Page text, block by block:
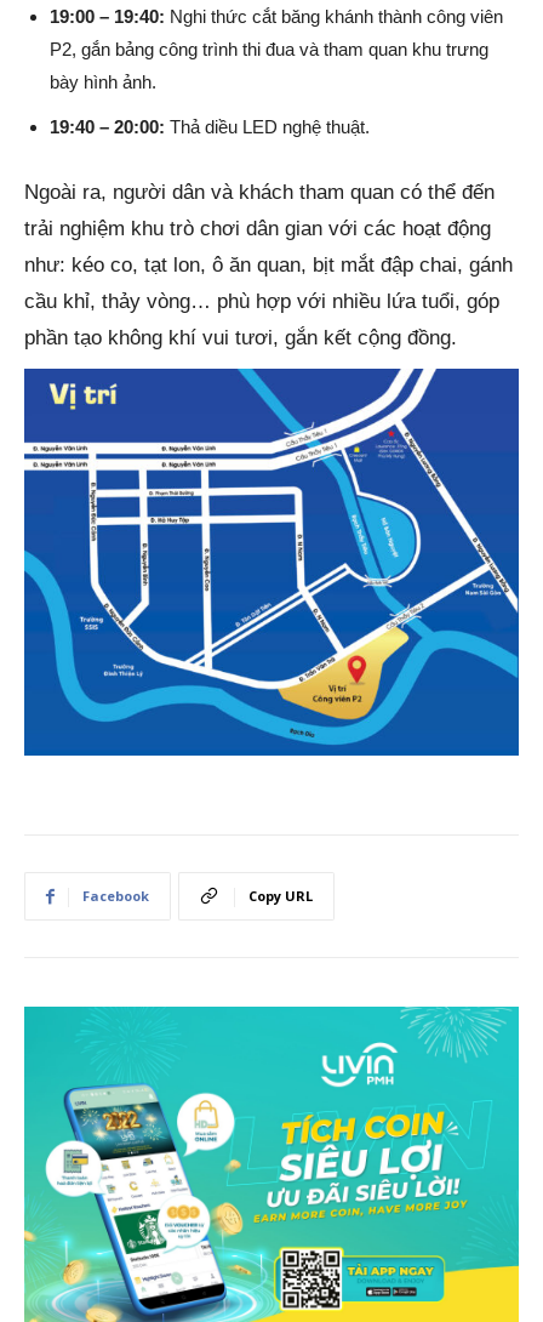
19:00 – 19:40: Nghi thức cắt băng khánh thành công viên
P2, gắn bảng công trình thi đua và tham quan khu trưng
bày hình ảnh.
19:40 – 20:00: Thả diều LED nghệ thuật.
Ngoài ra, người dân và khách tham quan có thể đến
trải nghiệm khu trò chơi dân gian với các hoạt động
như: kéo co, tạt lon, ô ăn quan, bịt mắt đập chai, gánh
cầu khỉ, thảy vòng… phù hợp với nhiều lứa tuổi, góp
phần tạo không khí vui tươi, gắn kết cộng đồng.
Facebook Copy URL